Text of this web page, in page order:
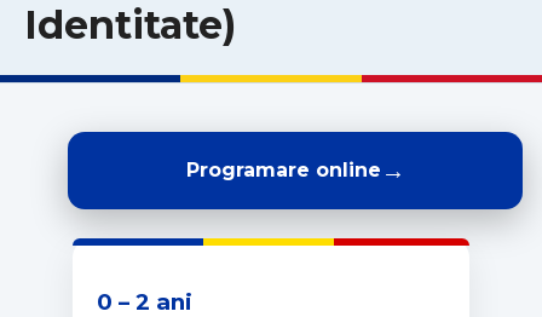
Identitate)
Programare online →
0 – 2 ani